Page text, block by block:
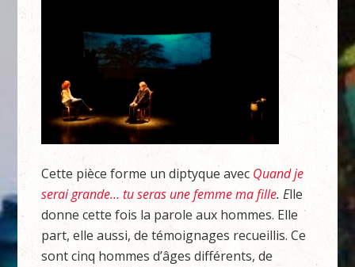
Cette pièce forme un diptyque avec Quand je
serai grande… tu seras une femme ma fille. Elle
donne cette fois la parole aux hommes. Elle
part, elle aussi, de témoignages recueillis. Ce
sont cinq hommes d’âges différents, de